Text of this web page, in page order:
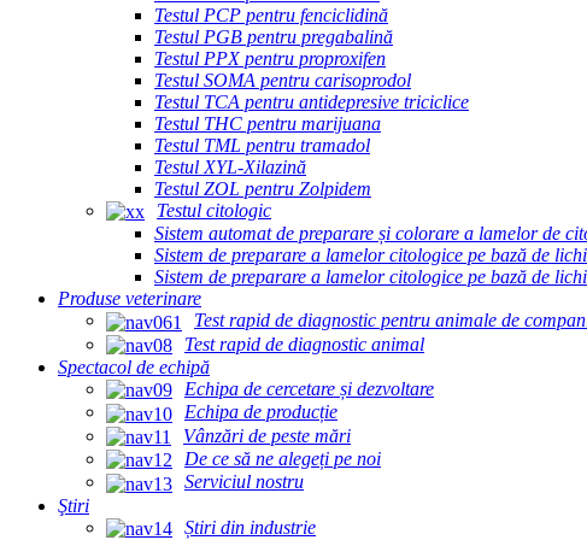
Testul PCP pentru fenciclidină
Testul PGB pentru pregabalină
Testul PPX pentru proproxifen
Testul SOMA pentru carisoprodol
Testul TCA pentru antidepresive triciclice
Testul THC pentru marijuana
Testul TML pentru tramadol
Testul XYL-Xilazină
Testul ZOL pentru Zolpidem
Testul citologic
Sistem automat de preparare și colorare a lamelor de
Sistem de preparare a lamelor citologice pe bază de
Sistem de preparare a lamelor citologice pe bază de
Produse veterinare
Test rapid de diagnostic pentru animale de
Test rapid de diagnostic animal
Spectacol de echipă
Echipa de cercetare și dezvoltare
Echipa de producție
Vânzări de peste mări
De ce să ne alegeți pe noi
Serviciul nostru
Ştiri
Știri din industrie